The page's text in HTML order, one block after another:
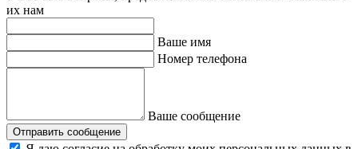
их нам
Ваше имя
Номер телефона
Ваше сообщение
Отправить сообщение